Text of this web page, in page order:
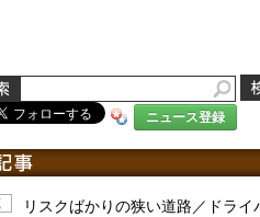
ニュース登録
リスクばかりの狭い道路／ドラ